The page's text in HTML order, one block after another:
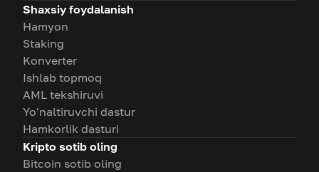
Shaxsiy foydalanish
Hamyon
Staking
Konverter
Ishlab topmoq
AML tekshiruvi
Yo'naltiruvchi dastur
Hamkorlik dasturi
Kripto sotib oling
Bitcoin sotib oling